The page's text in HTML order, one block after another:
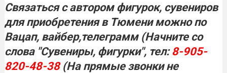
Связаться с автором фигурок, сувениров
для приобретения в Тюмени можно по
Вацап, вайбер,телеграмм (Начните со
слова "Сувениры, фигурки", тел: 8-905-
820-48-38(На прямые звонки не